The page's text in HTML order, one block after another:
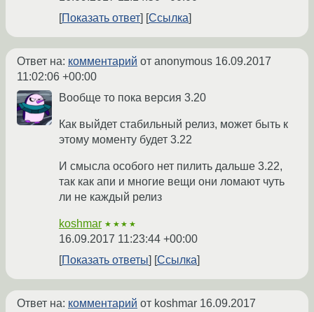
Показать ответ
Ссылка
Ответ на: комментарий от anonymous 16.09.2017
11:02:06 +00:00
Вообще то пока версия 3.20
Как выйдет стабильный релиз, может быть к
этому моменту будет 3.22
И смысла особого нет пилить дальше 3.22,
так как апи и многие вещи они ломают чуть
ли не каждый релиз
koshmar ★★★★
16.09.2017 11:23:44 +00:00
Показать ответы
Ссылка
Ответ на: комментарий от koshmar 16.09.2017